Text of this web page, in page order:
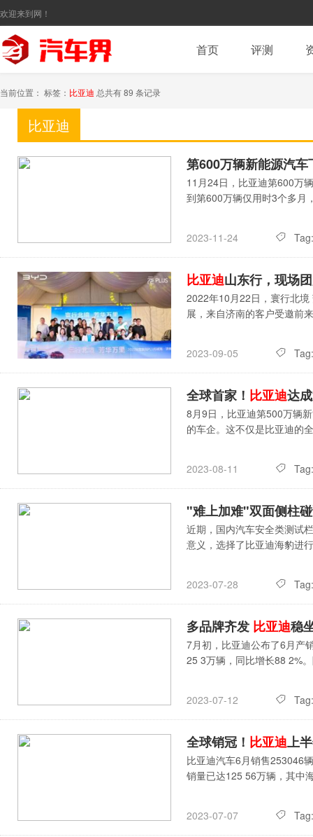
欢迎来到网！
首页 评测
当前位置： 标签： 比亚迪 总共有 89 条记录
比亚迪
第600万辆新能源汽车
11月24日，比亚迪第600万
到第600万辆仅用时3个多月
2023-11-24 Tag:
比亚迪山东行，现场
2022年10月22日，寰行北
展，来自济南的客户受邀前
2023-09-05 Tag:
全球首家！ 比亚迪达
8月9日，比亚迪第500万辆
的车企。这不仅是比亚迪的
2023-08-11 Tag:
"难上加难"双面侧柱
近期，国内汽车安全类测试
意义，选择了比亚迪海豹进
2023-07-28 Tag:
多品牌齐发 比亚迪稳
7月初，比亚迪公布了6月产
25 3万辆，同比增长88 2%
2023-07-12 Tag:
全球销冠！ 比亚迪上半
比亚迪汽车6月销售253046
销量已达125 56万辆，其中
2023-07-07 Tag: